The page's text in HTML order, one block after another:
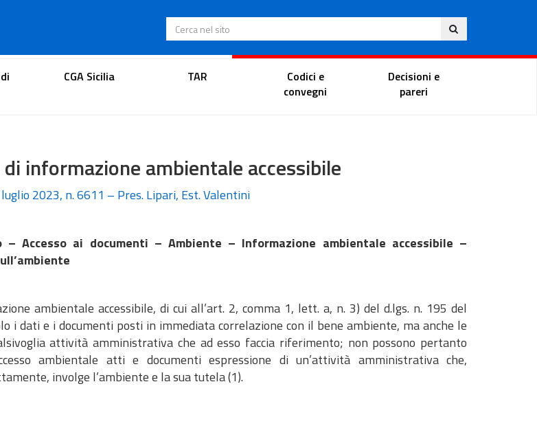
Ita
Cerca nel sito
Portale dell'avvocato Portale del magistrato
CGA Sicilia TAR
Codici e
convegni
Decisioni e
pareri
informazione ambientale accessibile
2023, n. 6611 – Pres. Lipari, Est. Valentini
Accesso ai documenti – Ambiente – Informazione ambientale accessibile –
ambientale accessibile, di cui all’art. 2, comma 1, lett. a, n. 3) del d.lgs. n. 195 del
i dati e i documenti posti in immediata correlazione con il bene ambiente, ma anche le
attività amministrativa che ad esso faccia riferimento; non possono pertanto
ambientale atti e documenti espressione di un’attività amministrativa che,
involge l’ambiente e la sua tutela (1).